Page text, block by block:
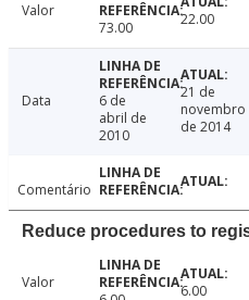
Valor
73.00
22.00
Data
6 de
abril de
2010
21 de
novembro
de 2014
Comentário
Reduce procedures to
Valor
6.00